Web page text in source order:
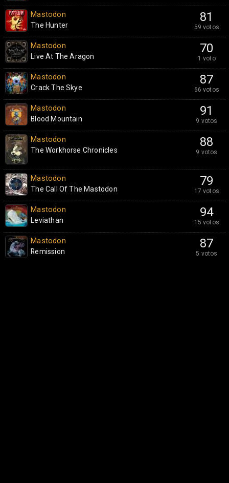
81
59 votos
Mastodon
The Hunter
70
1 voto
Mastodon
Live At The Aragon
87
66 votos
Mastodon
Crack The Skye
91
9 votos
Mastodon
Blood Mountain
88
9 votos
Mastodon
The Workhorse Chronicles
79
17 votos
Mastodon
The Call Of The Mastodon
94
15 votos
Mastodon
Leviathan
87
5 votos
Mastodon
Remission